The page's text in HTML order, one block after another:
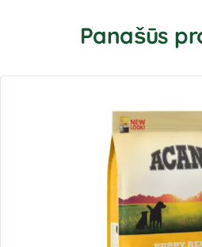
Panašūs